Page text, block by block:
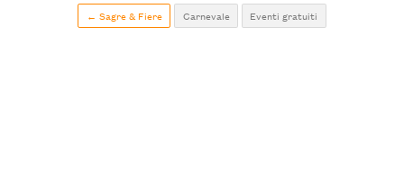
← Sagre & Fiere Carnevale Eventi gratuiti